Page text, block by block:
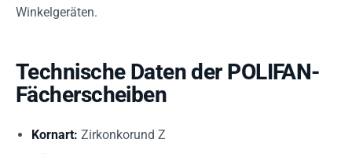
Winkelgeräten.
Technische Daten der POLIFAN-
Fächerscheiben
Kornart: Zirkonkorund Z